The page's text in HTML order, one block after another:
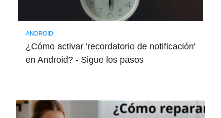
ANDROID
¿Cómo activar 'recordatorio de notificación'
en Android? - Sigue los pasos